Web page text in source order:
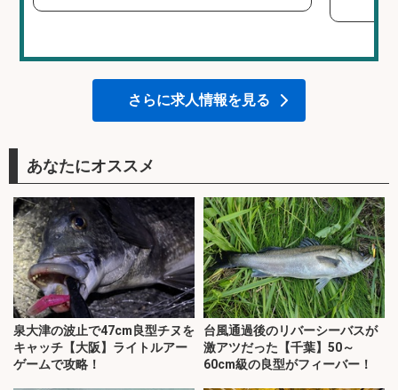
さらに求人情報を見る
あなたにオススメ
泉大津の波止で47cm良型チヌを
キャッチ【大阪】ライトルアー
ゲームで攻略！
台風通過後のリバーシーバスが
激アツだった【千葉】50～
60cm級の良型がフィーバー！